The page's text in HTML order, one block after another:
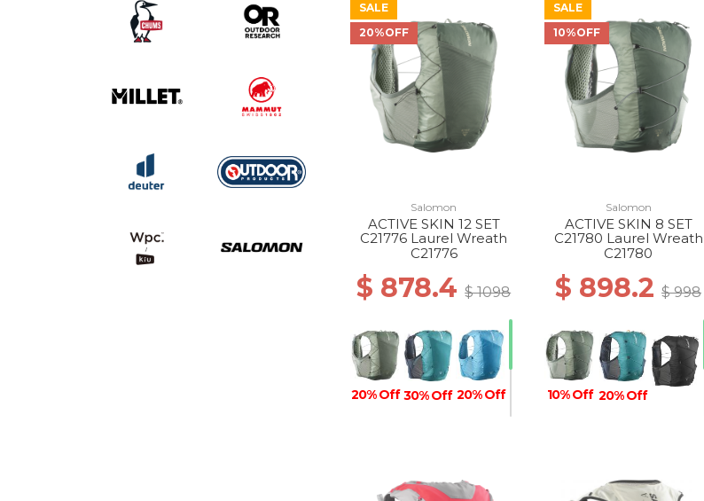
SALE
20%OFF
Salomon
ACTIVE SKIN 12 SET
C21776 Laurel Wreath
C21776
$ 878.4$ 1098
20% Off 30% Off 20% Off
SALE
10%OFF
Salomon
ACTIVE SKIN 8 SET
C21780 Laurel Wreath
C21780
$ 898.2$ 998
10% Off 20% Off